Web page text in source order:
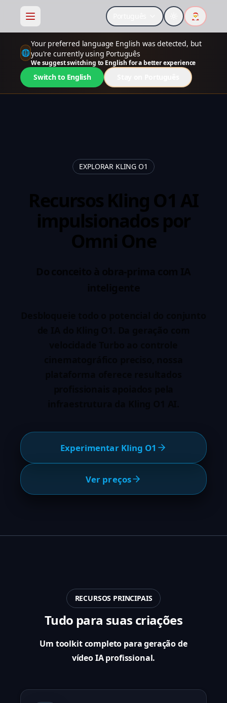
🎅
🌐
Your preferred language English was detected, but
you're currently using Português
We suggest switching to English for a better experience
Switch to English
EXPLORAR KLING O1
Recursos Kling O1 AI
impulsionados por
Omni One
Experimentar Kling O1
Ver preços
RECURSOS PRINCIPAIS
Tudo para suas criações
Um toolkit completo para geração de
vídeo IA profissional.